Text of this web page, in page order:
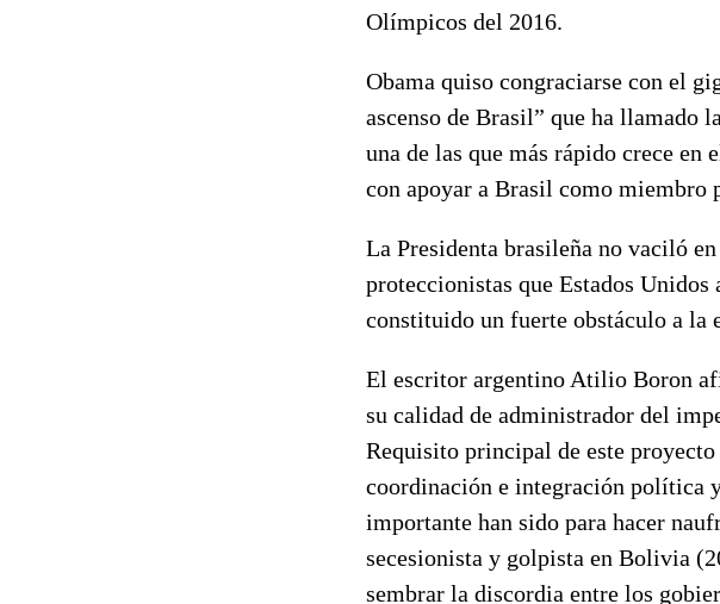
Olímpicos del 2016.
Obama quiso congraciarse con el
ascenso de Brasil” que ha llamado
una de las que más rápido crece
con apoyar a Brasil como miembro
La Presidenta brasileña no vaciló
proteccionistas que Estados
constituido un fuerte obstáculo a la
El escritor argentino Atilio Boron
su calidad de administrador del
Requisito principal de este proyecto
coordinación e integración política
importante han sido para hacer
secesionista y golpista en Bolivia
sembrar la discordia entre los